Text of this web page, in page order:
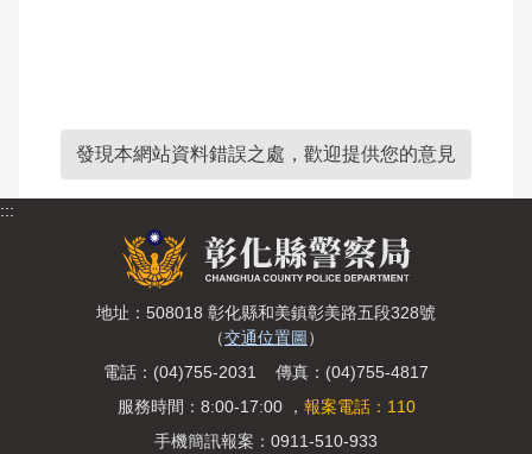
發現本網站資料錯誤之處，歡迎提供您的意見
:::
地址：508018 彰化縣和美鎮彰美路五段328號
（交通位置圖 ）
電話：(04)755-2031 傳真：(04)755-4817
服務時間：8:00-17:00 ， 報案電話：110
手機簡訊報案：0911-510-933